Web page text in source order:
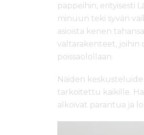
pappeihin, erityisesti
minuun teki syvän
asioista kenen
valtarakenteet, joihin
poissaolollaan.
Näiden
tarkoitettu kaikille.
alkoivat parantua ja